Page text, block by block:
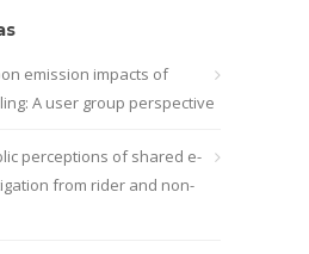
emission impacts of
A user group perspective
perceptions of shared e-
from rider and non-